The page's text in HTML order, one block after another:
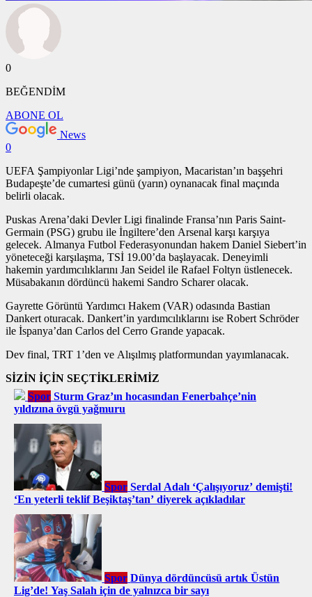
0
BEĞENDİM
ABONE OL
News
0
UEFA Şampiyonlar Ligi’nde şampiyon, Macaristan’ın başşehri
Budapeşte’de cumartesi günü (yarın) oynanacak final maçında
belirli olacak.
Puskas Arena’daki Devler Ligi finalinde Fransa’nın Paris Saint-
Germain (PSG) grubu ile İngiltere’den Arsenal karşı karşıya
gelecek. Almanya Futbol Federasyonundan hakem Daniel Siebert’in
yöneteceği karşılaşma, TSİ 19.00’da başlayacak. Deneyimli
hakemin yardımcılıklarını Jan Seidel ile Rafael Foltyn üstlenecek.
Müsabakanın dördüncü hakemi Sandro Scharer olacak.
Gayrette Görüntü Yardımcı Hakem (VAR) odasında Bastian
Dankert oturacak. Dankert’in yardımcılıklarını ise Robert Schröder
ile İspanya’dan Carlos del Cerro Grande yapacak.
Dev final, TRT 1’den ve Alışılmış platformundan yayımlanacak.
SİZİN İÇİN SEÇTİKLERİMİZ
Spor Sturm Graz’ın hocasından Fenerbahçe’nin
yıldızına övgü yağmuru
Spor Serdal Adalı ‘Çalışıyoruz’ demişti!
‘En yeterli teklif Beşiktaş’tan’ diyerek açıkladılar
Spor Dünya dördüncüsü artık Üstün
Lig’de! Yaş Salah için de yalnızca bir sayı